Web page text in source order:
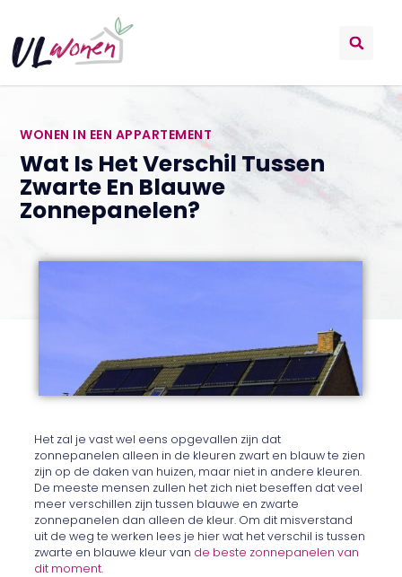
WONEN IN EEN APPARTEMENT
Wat Is Het Verschil Tussen
Zwarte En Blauwe
Zonnepanelen?
Het zal je vast wel eens opgevallen zijn dat
zonnepanelen alleen in de kleuren zwart en blauw te zien
zijn op de daken van huizen, maar niet in andere kleuren.
De meeste mensen zullen het zich niet beseffen dat veel
meer verschillen zijn tussen blauwe en zwarte
zonnepanelen dan alleen de kleur. Om dit misverstand
uit de weg te werken lees je hier wat het verschil is tussen
zwarte en blauwe kleur van de beste zonnepanelen van
dit moment.